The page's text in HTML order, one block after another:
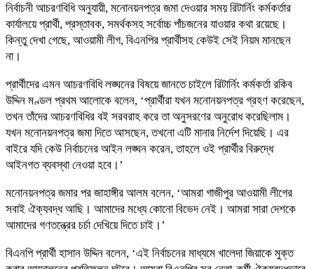
নির্বাচনী আচরণবিধি অনুযায়ী, মনোনয়নপত্র জমা দেওয়ার সময় রিটার্নিং কর্মকর্তার
কার্যালয়ে প্রার্থী, প্রস্তাবক, সমর্থকসহ সর্বোচ্চ পাঁচজনের যাওয়ার কথা রয়েছে।
কিন্তু দেখা গেছে, আওয়ামী লীগ, বিএনপির প্রার্থীসহ কেউই সেই নিয়ম মানছেন
না।
প্রার্থীদের এমন আচরণবিধি লঙ্ঘনের বিষয়ে জানতে চাইলে রিটার্নিং কর্মকর্তা রকিব
উদ্দিন মণ্ডল প্রথম আলোকে বলেন, ‘প্রার্থীরা যখন মনোনয়নপত্র গ্রহণ করেছেন,
তখন তাঁদের আচরণবিধির বই সরবরাহ করে তা অনুসরণের অনুরোধ করেছিলাম।
যখন মনোনয়নপত্র জমা দিতে আসছেন, তখনো এটি মানার নির্দেশ দিয়েছি। এর
বাইরে যদি কেউ নির্বাচনের আইন লঙ্ঘন করেন, তাহলে ওই প্রার্থীর বিরুদ্ধে
আইনগত ব্যবস্থা নেওয়া হবে।’
মনোনয়নপত্র জমার পর জাহাঙ্গীর আলম বলেন, ‘আমরা গাজীপুর আওয়ামী লীগের
সবাই ঐক্যবদ্ধ আছি। আমাদের মধ্যে কোনো বিভেদ নেই। আমরা সারা দেশকে
আমাদের গণতন্ত্রের চর্চা দেখিয়ে দিতে চাই।’
বিএনপি প্রার্থী হাসান উদ্দিন বলেন, ‘এই নির্বাচনের মাধ্যমে খালেদা জিয়াকে মুক্ত